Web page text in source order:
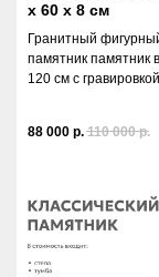
х 60 х 8 см
Гранитный
памятник памятник
120 см с гравировкой
88 000 р. 110 000 р.
от выбора
и установки –
ПОЛНЫЙ
ДОСТАВКА И
ЛЮБОЙ